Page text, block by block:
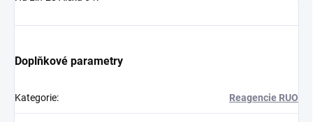
Doplňkové parametry
Kategorie: Reagencie RUO